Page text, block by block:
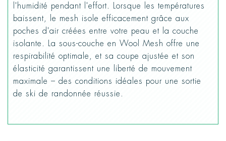
l'humidité pendant l'effort. Lorsque les températures
baissent, le mesh isole efficacement grâce aux
poches d'air créées entre votre peau et la couche
isolante. La sous-couche en Wool Mesh offre une
respirabilité optimale, et sa coupe ajustée et son
élasticité garantissent une liberté de mouvement
maximale – des conditions idéales pour une sortie
de ski de randonnée réussie.